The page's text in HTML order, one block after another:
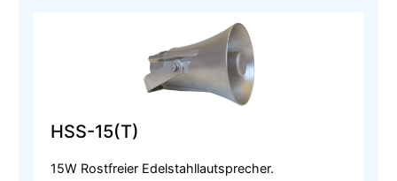
HSS-15(T)
15W Rostfreier Edelstahllautsprecher.